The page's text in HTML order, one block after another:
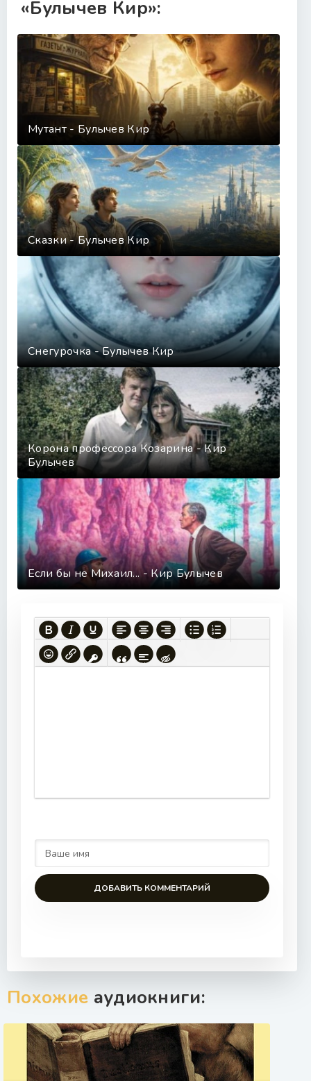
«Булычев Кир»:
Мутант - Булычев Кир
Сказки - Булычев Кир
Снегурочка - Булычев Кир
Корона профессора Козарина - Кир
Булычев
Если бы не Михаил... - Кир Булычев
ДОБАВИТЬ КОММЕНТАРИЙ
Похожие аудиокниги: